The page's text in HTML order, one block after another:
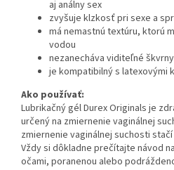
aj análny sex
zvyšuje klzkosť pri sexe a
má nemastnú textúru, ktorú
vodou
nezanecháva viditeľné škvrny
je kompatibilný s latexovými
Ako používať:
Lubrikačný gél Durex Originals je
určený na zmiernenie vaginálnej
zmiernenie vaginálnej suchosti
Vždy si dôkladne prečítajte návod
očami, poranenou alebo